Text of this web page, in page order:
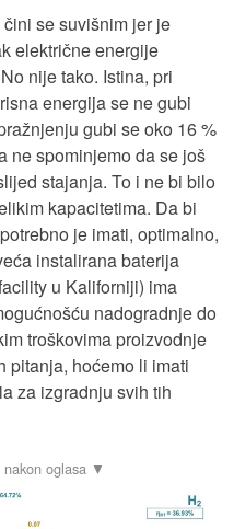
čini se suvišnim jer je
električne energije
nije tako. Istina, pri
energija se ne gubi
gubi se oko 16 %
ne spominjemo da se još
stajanja. To i ne bi bilo
kapacitetima. Da bi
je imati, optimalno,
instalirana baterija
u Kaliforniji) ima
nadogradnje do
troškovima proizvodnje
pitanja, hoćemo li imati
za izgradnju svih tih